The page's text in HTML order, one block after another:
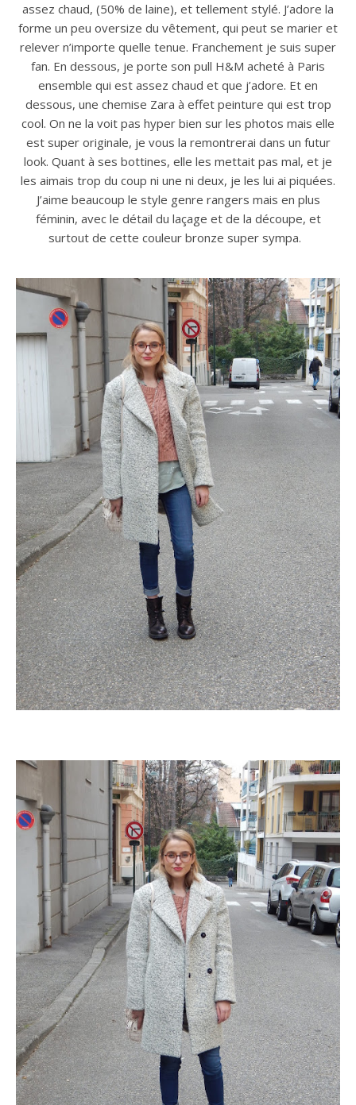
assez chaud, (50% de laine), et tellement stylé. J’adore la
forme un peu oversize du vêtement, qui peut se marier et
relever n’importe quelle tenue. Franchement je suis super
fan. En dessous, je porte son pull H&M acheté à Paris
ensemble qui est assez chaud et que j’adore. Et en
dessous, une chemise Zara à effet peinture qui est trop
cool. On ne la voit pas hyper bien sur les photos mais elle
est super originale, je vous la remontrerai dans un futur
look. Quant à ses bottines, elle les mettait pas mal, et je
les aimais trop du coup ni une ni deux, je les lui ai piquées.
J’aime beaucoup le style genre rangers mais en plus
féminin, avec le détail du laçage et de la découpe, et
surtout de cette couleur bronze super sympa.